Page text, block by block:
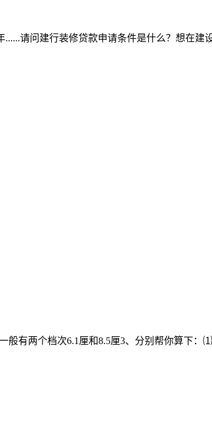
请问建行装修贷款申请条件是什么？想在
有两个档次6.1厘和8.5厘3、分别帮你算下：